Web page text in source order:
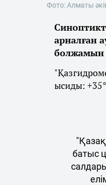
Фото: Алматы
арналған
болжамын
ысиды:
батыс